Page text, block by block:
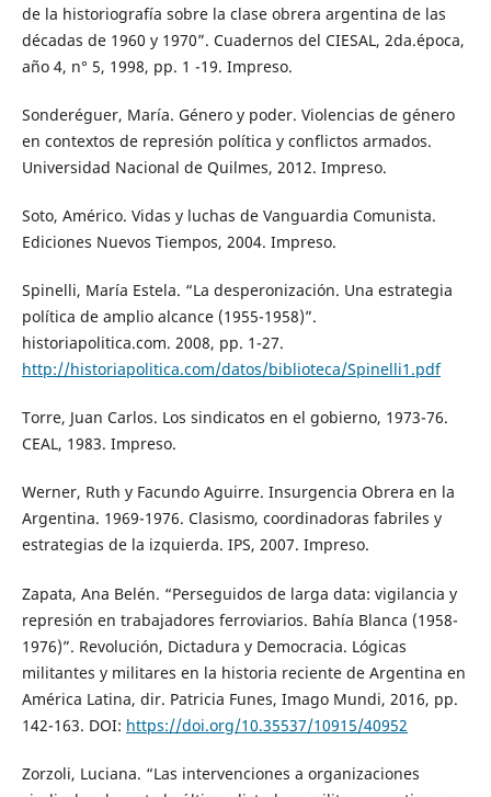
de la historiografía sobre la clase obrera argentina de las
décadas de 1960 y 1970”. Cuadernos del CIESAL, 2da.época,
año 4, n° 5, 1998, pp. 1 -19. Impreso.
Sonderéguer, María. Género y poder. Violencias de género
en contextos de represión política y conflictos armados.
Universidad Nacional de Quilmes, 2012. Impreso.
Soto, Américo. Vidas y luchas de Vanguardia Comunista.
Ediciones Nuevos Tiempos, 2004. Impreso.
Spinelli, María Estela. “La desperonización. Una estrategia
política de amplio alcance (1955-1958)”.
historiapolitica.com. 2008, pp. 1-27.
http://historiapolitica.com/datos/biblioteca/Spinelli1.pdf
Torre, Juan Carlos. Los sindicatos en el gobierno, 1973-76.
CEAL, 1983. Impreso.
Werner, Ruth y Facundo Aguirre. Insurgencia Obrera en la
Argentina. 1969-1976. Clasismo, coordinadoras fabriles y
estrategias de la izquierda. IPS, 2007. Impreso.
Zapata, Ana Belén. “Perseguidos de larga data: vigilancia y
represión en trabajadores ferroviarios. Bahía Blanca (1958-
1976)”. Revolución, Dictadura y Democracia. Lógicas
militantes y militares en la historia reciente de Argentina en
América Latina, dir. Patricia Funes, Imago Mundi, 2016, pp.
142-163. DOI: https://doi.org/10.35537/10915/40952
Zorzoli, Luciana. “Las intervenciones a organizaciones